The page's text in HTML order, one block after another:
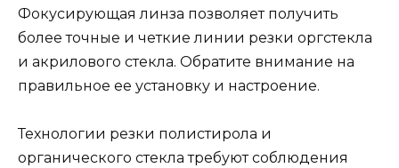
Фокусирующая линза позволяет получить
более точные и четкие линии резки оргстекла
и акрилового стекла. Обратите внимание на
правильное ее установку и настроение.
Технологии резки полистирола и
органического стекла требуют соблюдения